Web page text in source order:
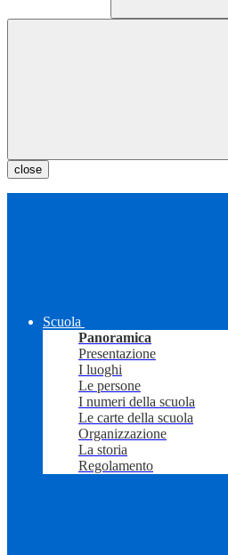
close
Scuola
Panoramica
Presentazione
I luoghi
Le persone
I numeri della scuola
Le carte della scuola
Organizzazione
La storia
Regolamento